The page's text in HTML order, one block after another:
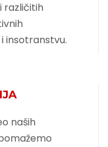
različitih
insotranstvu.
naših